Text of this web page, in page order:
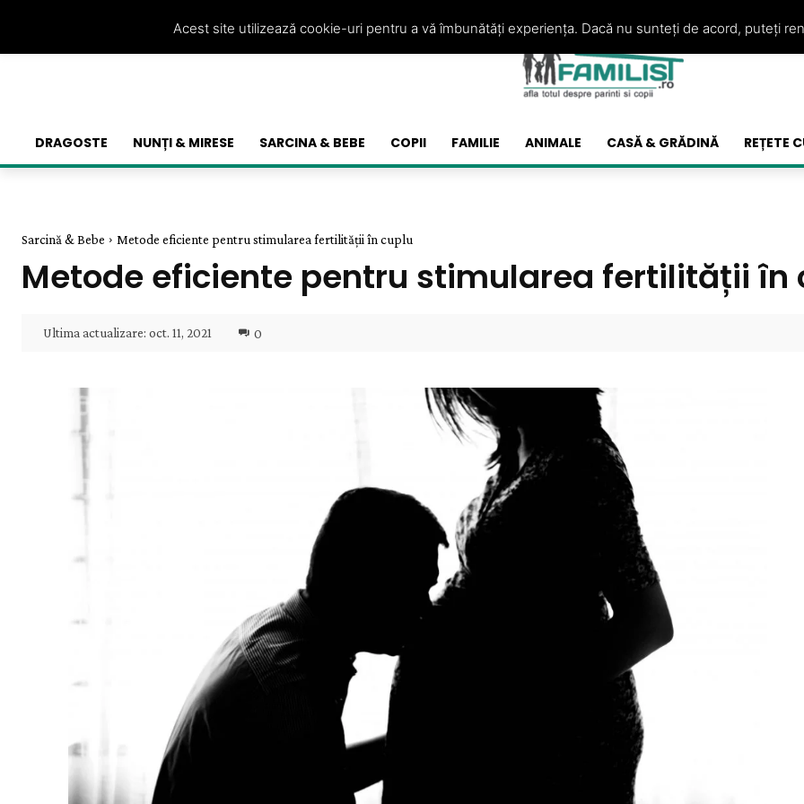
DRAGOSTE NUNȚI & MIRESE SARCINA & BEBE COPII FAMILIE ANIMALE CASĂ & GRĂDINĂ REȚETE
Sarcină & Bebe Metode eficiente pentru stimularea fertilității în cuplu
Metode eficiente pentru stimularea fertilității în
Ultima actualizare: oct. 11, 2021 0
Acest site utilizează cookie-uri pentru a vă îmbunătăți experiența. Dacă nu sunteți de acord, puteți